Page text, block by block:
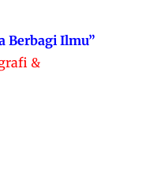
Berbagi Ilmu”
&